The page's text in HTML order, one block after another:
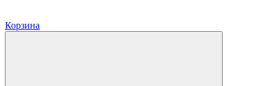
Корзина